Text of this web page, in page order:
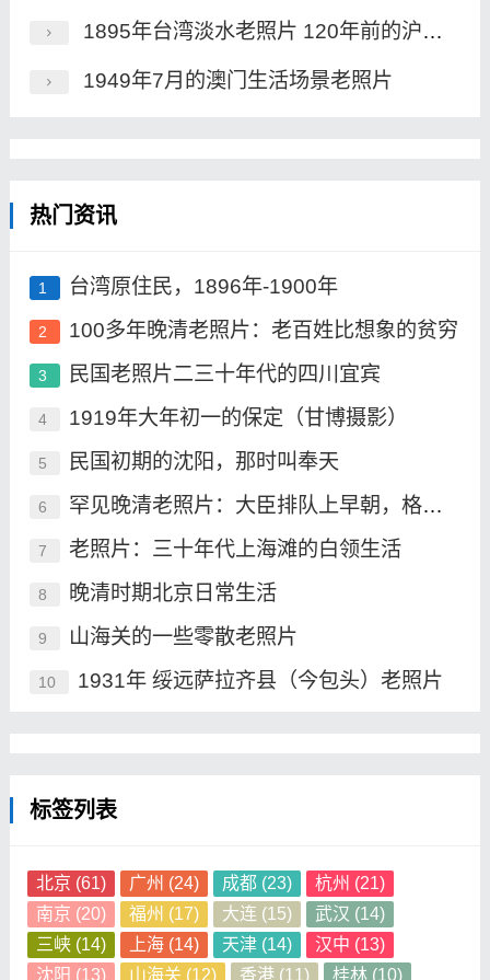
1895年台湾淡水老照片 120年前的沪尾炮台及市街风貌
1949年7月的澳门生活场景老照片
热门资讯
1 台湾原住民，1896年-1900年
2 100多年晚清老照片：老百姓比想象的贫穷
3 民国老照片二三十年代的四川宜宾
4 1919年大年初一的保定（甘博摄影）
5 民国初期的沈阳，那时叫奉天
6 罕见晚清老照片：大臣排队上早朝，格格承包晚清最高颜值
7 老照片：三十年代上海滩的白领生活
8 晚清时期北京日常生活
9 山海关的一些零散老照片
10 1931年 绥远萨拉齐县（今包头）老照片
标签列表
北京 (61) 广州 (24) 成都(23) 杭州 (21)
南京 (20) 福州 (17) 大连 (15) 武汉 (14)
三峡(14) 上海(14) 天津(14) 汉中 (13)
沈阳 (13) 山海关 (12) 香港(11) 桂林(10)